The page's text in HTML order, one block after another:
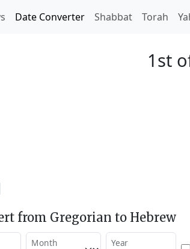
Date Converter Shabbat Torah
1st
from Gregorian to Hebrew
Month Year